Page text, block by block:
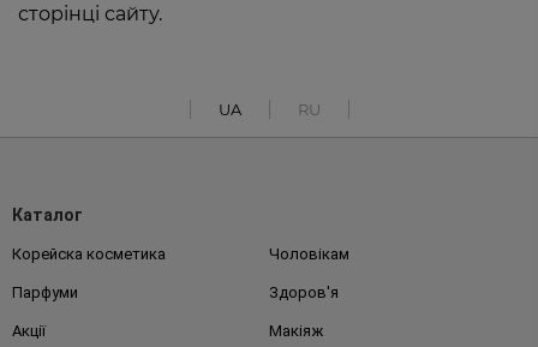
сторінці сайту.
UA RU
Каталог
Корейска косметика Чоловікам
Парфуми Здоров'я
Акції Макіяж